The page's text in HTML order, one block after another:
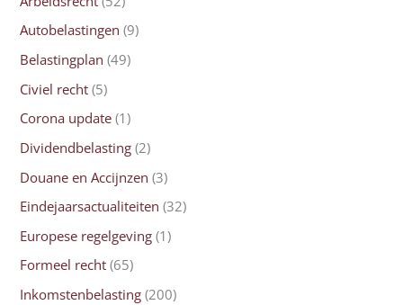
Autobelastingen (9)
Belastingplan (49)
Civiel recht (5)
Corona update (1)
Dividendbelasting (2)
Douane en Accijnzen (3)
Eindejaarsactualiteiten (32)
Europese regelgeving (1)
Formeel recht (65)
Inkomstenbelasting (200)